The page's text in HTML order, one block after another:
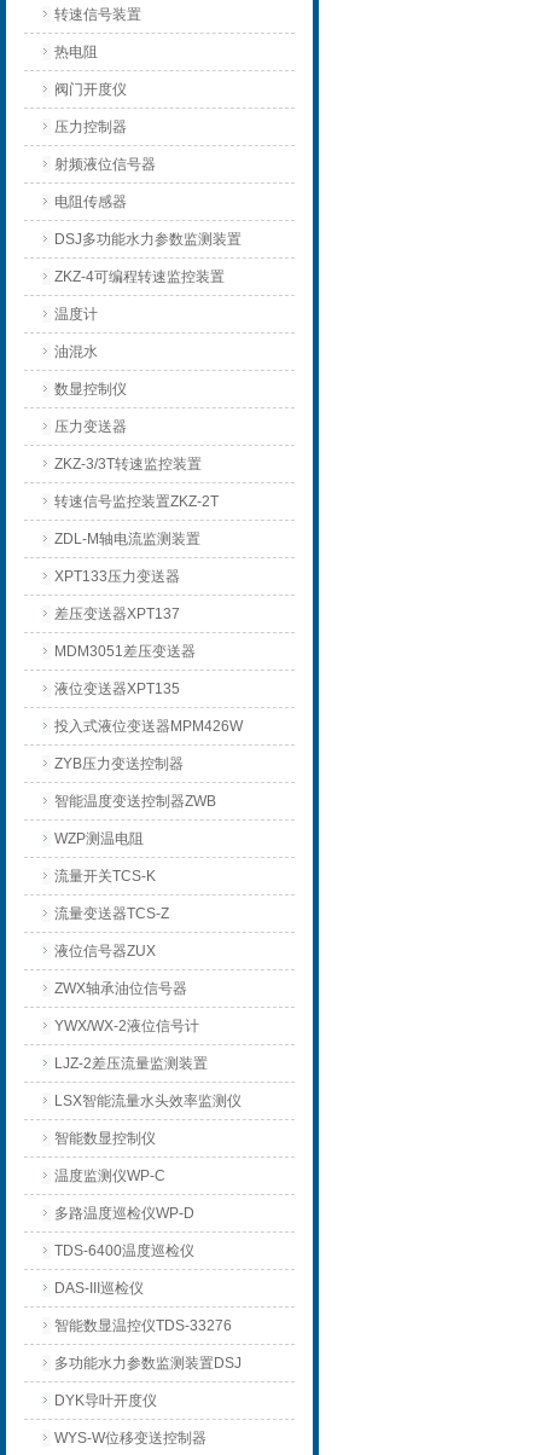
转速信号装置
热电阻
阀门开度仪
压力控制器
射频液位信号器
电阻传感器
DSJ多功能水力参数监测装置
ZKZ-4可编程转速监控装置
温度计
油混水
数显控制仪
压力变送器
ZKZ-3/3T转速监控装置
转速信号监控装置ZKZ-2T
ZDL-M轴电流监测装置
XPT133压力变送器
差压变送器XPT137
MDM3051差压变送器
液位变送器XPT135
投入式液位变送器MPM426W
ZYB压力变送控制器
智能温度变送控制器ZWB
WZP测温电阻
流量开关TCS-K
流量变送器TCS-Z
液位信号器ZUX
ZWX轴承油位信号器
YWX/WX-2液位信号计
LJZ-2差压流量监测装置
LSX智能流量水头效率监测仪
智能数显控制仪
温度监测仪WP-C
多路温度巡检仪WP-D
TDS-6400温度巡检仪
DAS-III巡检仪
智能数显温控仪TDS-33276
多功能水力参数监测装置DSJ
DYK导叶开度仪
WYS-W位移变送控制器